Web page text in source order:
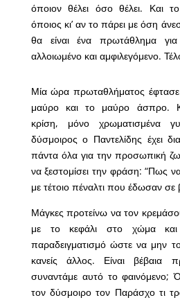
όποιον θέλει όσο θέλει. Και
όποιος κι’ αν το πάρει με όση
θα είναι ένα πρωτάθλημα
αλλοιωμένο και αμφιλεγόμενο.
Μία ώρα πρωταθλήματος έφτασε
μαύρο και το μαύρο άσπρο.
κρίση, μόνο χρωματισμένα
δύσμοιρος ο Παντελίδης έχει
πάντα όλα για την προσωπική
να ξεστομίσει την φράση: “Πως
με τέτοιο πέναλτι που έδωσαν
Μάγκες προτείνω να τον
με το κεφάλι στο χώμα
παραδειγματισμό ώστε να μην
κανείς άλλος. Είναι
συναντάμε αυτό το φαινόμενο;
τον δύσμοιρο τον Παράσχο τι